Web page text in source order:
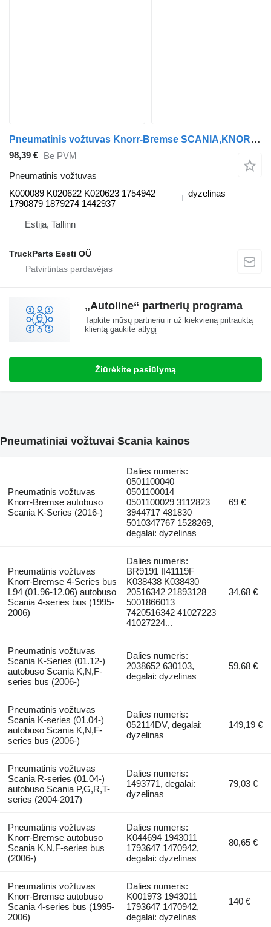
Pneumatinis vožtuvas Knorr-Bremse SCANIA,KNORR-BREMSE R-series (01.04-) K000089 autobuso Scania P,G,R,T-series (2004-2017)
98,39 € Be PVM
Pneumatinis vožtuvas
K000089 K020622 K020623 1754942
1790879 1879274 1442937
dyzelinas
Estija, Tallinn
TruckParts Eesti OÜ
„Autoline“ partnerių programa
Tapkite mūsų partneriu ir už kiekvieną pritrauktą
klientą gaukite atlygį
Žiūrėkite pasiūlymą
Pneumatiniai vožtuvai Scania kainos
Pneumatinis vožtuvas
Knorr-Bremse autobuso
Scania K-Series (2016-)
Dalies numeris:
0501100040
0501100014
0501100029 3112823
3944717 481830
5010347767 1528269,
degalai: dyzelinas
69 €
Pneumatinis vožtuvas
Knorr-Bremse 4-Series bus
L94 (01.96-12.06) autobuso
Scania 4-series bus (1995-
2006)
Dalies numeris:
BR9191 II41119F
K038438 K038430
20516342 21893128
5001866013
7420516342 41027223
41027224...
34,68 €
Pneumatinis vožtuvas
Scania K-Series (01.12-)
autobuso Scania K,N,F-
series bus (2006-)
Dalies numeris:
2038652 630103,
degalai: dyzelinas
59,68 €
Pneumatinis vožtuvas
Scania K-series (01.04-)
autobuso Scania K,N,F-
series bus (2006-)
Dalies numeris:
052114DV, degalai:
dyzelinas
149,19 €
Pneumatinis vožtuvas
Scania R-series (01.04-)
autobuso Scania P,G,R,T-
series (2004-2017)
Dalies numeris:
1493771, degalai:
dyzelinas
79,03 €
Pneumatinis vožtuvas
Knorr-Bremse autobuso
Scania K,N,F-series bus
(2006-)
Dalies numeris:
K044694 1943011
1793647 1470942,
degalai: dyzelinas
80,65 €
Pneumatinis vožtuvas
Knorr-Bremse autobuso
Scania 4-series bus (1995-
2006)
Dalies numeris:
K001973 1943011
1793647 1470942,
degalai: dyzelinas
140 €